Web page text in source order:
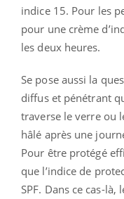
indice 15. Pour les
pour une crème
les deux heures.
Se pose aussi la
diffus et pénétrant
traverse le verre ou
hâlé après une
Pour être protégé
que l’indice de
SPF. Dans ce cas-